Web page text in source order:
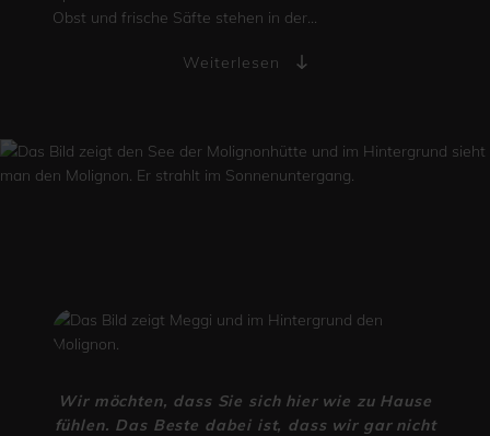
Obst und frische Säfte stehen in der...
Weiterlesen
Wir möchten, dass Sie sich hier wie zu Hause
fühlen. Das Beste dabei ist, dass wir gar nicht